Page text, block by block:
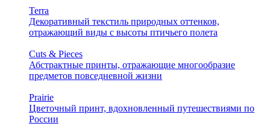
Terra
Декоративный текстиль природных оттенков,
отражающий виды с высоты птичьего полета
Cuts & Pieces
Абстрактные принты, отражающие многообразие
предметов повседневной жизни
Prairie
Цветочный принт, вдохновленный путешествиями по
России